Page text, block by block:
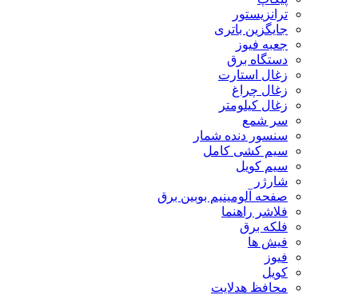
ترانزیستور
جایگزین باتری
جعبه فیوز
دستگاه برق
زغال استارت
زغال چراغ
زغال کیلومتر
سر شمع
سنسور دنده شمار
سیم کشی کامل
سیم کویل
شارژر
صفحه آلومینیم بوبین برق
فلاشر راهنما
فلکه برق
فیش ها
فیوز
کویل
محافظ هدلایت